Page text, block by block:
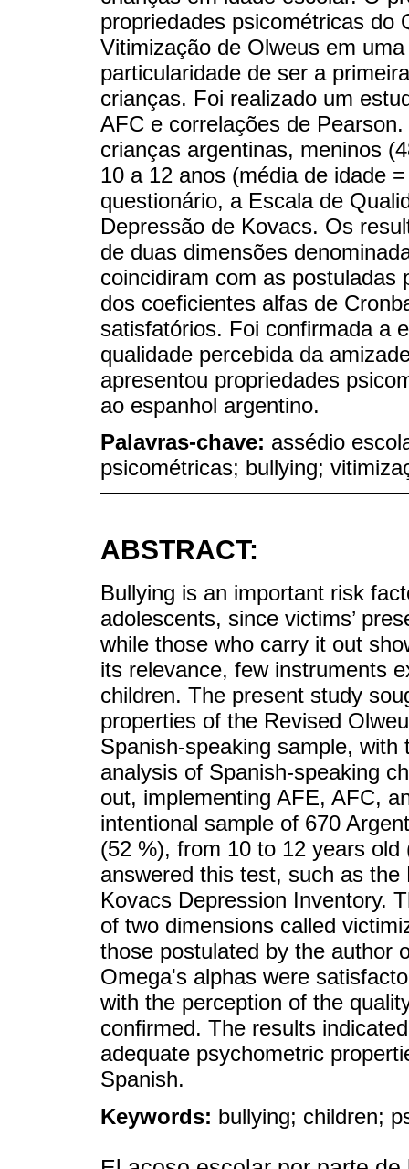
propriedades psicométricas do
Vitimização de Olweus em
particularidade de ser a
crianças. Foi realizado um
AFC e correlações de
crianças argentinas, meninos
10 a 12 anos (média de idade
questionário, a Escala de
Depressão de Kovacs. Os
de duas dimensões
coincidiram com as postuladas
dos coeficientes alfas de
satisfatórios. Foi confirmada a
qualidade percebida da
apresentou propriedades
ao espanhol argentino.
Palavras-chave: assédio
psicométricas; bullying;
ABSTRACT:
Bullying is an important risk
adolescents, since victims’
while those who carry it out
its relevance, few instruments
children. The present study
properties of the Revised
Spanish-speaking sample,
analysis of Spanish-speaking
out, implementing AFE, AFC,
intentional sample of 670
(52 %), from 10 to 12 years
answered this test, such as
Kovacs Depression Inventory.
of two dimensions called
those postulated by the author
Omega's alphas were
with the perception of the
confirmed. The results
adequate psychometric
Spanish.
Keywords: bullying; children;